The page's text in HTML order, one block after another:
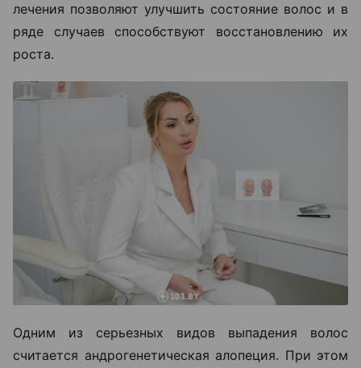
лечения позволяют улучшить состояние волос и в
ряде случаев способствуют восстановлению их
роста.
Одним из серьезных видов выпадения волос
считается андрогенетическая алопеция. При этом